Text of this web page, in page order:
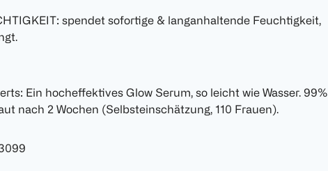
spendet sofortige & langanhaltende Feuchtigkeit,
Ein hocheffektives Glow Serum, so leicht wie Wasser. 99%
nach 2 Wochen (Selbsteinschätzung, 110 Frauen).